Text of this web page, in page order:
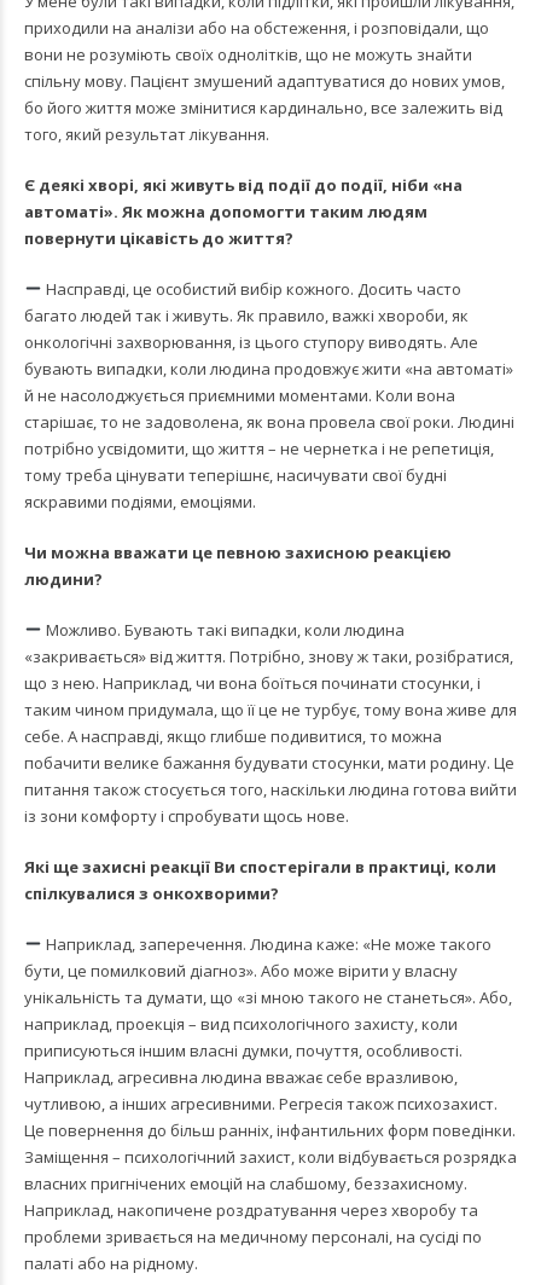
приходили на аналізи або на обстеження, і розповідали, що
вони не розуміють своїх однолітків, що не можуть знайти
спільну мову. Пацієнт змушений адаптуватися до нових умов,
бо його життя може змінитися кардинально, все залежить від
того, який результат лікування.
Є деякі хворі, які живуть від події до події, ніби «на
автоматі». Як можна допомогти таким людям
повернути цікавість до життя?
Насправді, це особистий вибір кожного. Досить часто
багато людей так і живуть. Як правило, важкі хвороби, як
онкологічні захворювання, із цього ступору виводять. Але
бувають випадки, коли людина продовжує жити «на автоматі»
й не насолоджується приємними моментами. Коли вона
старішає, то не задоволена, як вона провела свої роки. Людині
потрібно усвідомити, що життя – не чернетка і не репетиція,
тому треба цінувати теперішнє, насичувати свої будні
яскравими подіями, емоціями.
Чи можна вважати це певною захисною реакцією
людини?
Можливо. Бувають такі випадки, коли людина
«закривається» від життя. Потрібно, знову ж таки, розібратися,
що з нею. Наприклад, чи вона боїться починати стосунки, і
таким чином придумала, що її це не турбує, тому вона живе для
себе. А насправді, якщо глибше подивитися, то можна
побачити велике бажання будувати стосунки, мати родину. Це
питання також стосується того, наскільки людина готова вийти
із зони комфорту і спробувати щось нове.
Які ще захисні реакції Ви спостерігали в практиці, коли
спілкувалися з онкохворими?
Наприклад, заперечення. Людина каже: «Не може такого
бути, це помилковий діагноз». Або може вірити у власну
унікальність та думати, що «зі мною такого не станеться». Або,
наприклад, проекція – вид психологічного захисту, коли
приписуються іншим власні думки, почуття, особливості.
Наприклад, агресивна людина вважає себе вразливою,
чутливою, а інших агресивними. Регресія також психозахист.
Це повернення до більш ранніх, інфантильних форм поведінки.
Заміщення – психологічний захист, коли відбувається розрядка
власних пригнічених емоцій на слабшому, беззахисному.
Наприклад, накопичене роздратування через хворобу та
проблеми зривається на медичному персоналі, на сусіді по
палаті або на рідному.